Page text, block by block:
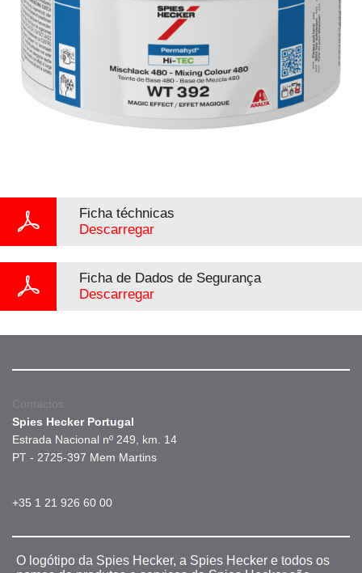
Ficha téchnicas
Descarregar
Ficha de Dados de Segurança
Descarregar
Contactos
Spies Hecker Portugal
Estrada Nacional nº 249, km. 14
PT - 2725-397 Mem Martins
+35 1 21 926 60 00
O logótipo da Spies Hecker, a Spies Hecker e todos os